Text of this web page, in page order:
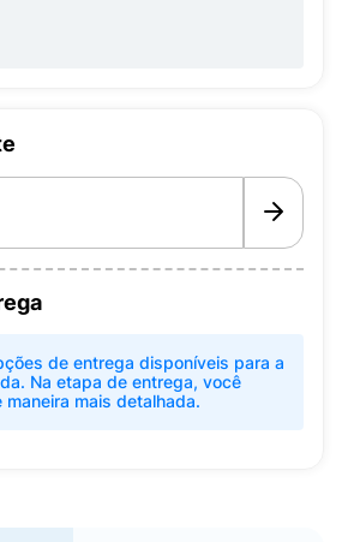
de entrega disponíveis para a
Na etapa de entrega, você
mais detalhada.